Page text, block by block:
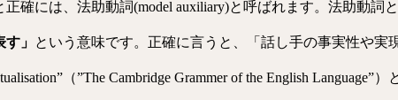
確には、法助動詞(model auxiliary)と呼ばれます。法助動詞
」 という意味です。正確に言うと、「話し手の事実性や実
（”The Cambridge Grammer of the English